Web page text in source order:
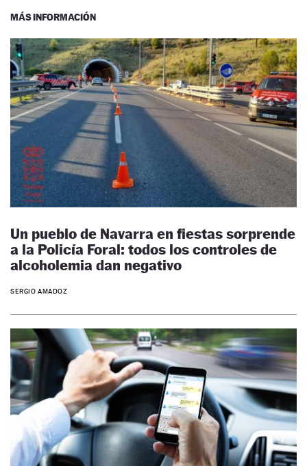
MÁS INFORMACIÓN
Un pueblo de Navarra en fiestas sorprende
a la Policía Foral: todos los controles de
alcoholemia dan negativo
SERGIO AMADOZ